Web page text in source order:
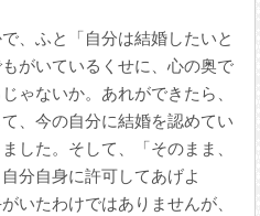
、ふと「自分は結婚したいと
がいているくせに、心の奥で
ゃないか。あれができたら、
、今の自分に結婚を認めてい
した。そして、「そのまま、
分自身に許可してあげよ
いたわけではありませんが、